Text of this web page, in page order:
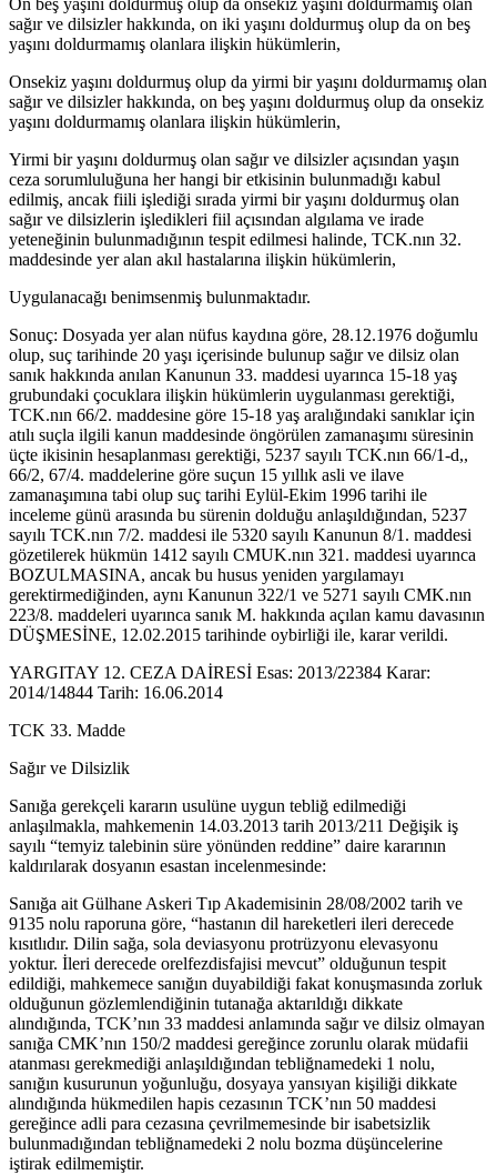
On beş yaşını doldurmuş olup da onsekiz yaşını doldurmamış olan
sağır ve dilsizler hakkında, on iki yaşını doldurmuş olup da on beş
yaşını doldurmamış olanlara ilişkin hükümlerin,
Onsekiz yaşını doldurmuş olup da yirmi bir yaşını doldurmamış olan
sağır ve dilsizler hakkında, on beş yaşını doldurmuş olup da onsekiz
yaşını doldurmamış olanlara ilişkin hükümlerin,
Yirmi bir yaşını doldurmuş olan sağır ve dilsizler açısından yaşın
ceza sorumluluğuna her hangi bir etkisinin bulunmadığı kabul
edilmiş, ancak fiili işlediği sırada yirmi bir yaşını doldurmuş olan
sağır ve dilsizlerin işledikleri fiil açısından algılama ve irade
yeteneğinin bulunmadığının tespit edilmesi halinde, TCK.nın 32.
maddesinde yer alan akıl hastalarına ilişkin hükümlerin,
Uygulanacağı benimsenmiş bulunmaktadır.
Sonuç: Dosyada yer alan nüfus kaydına göre, 28.12.1976 doğumlu
olup, suç tarihinde 20 yaşı içerisinde bulunup sağır ve dilsiz olan
sanık hakkında anılan Kanunun 33. maddesi uyarınca 15-18 yaş
grubundaki çocuklara ilişkin hükümlerin uygulanması gerektiği,
TCK.nın 66/2. maddesine göre 15-18 yaş aralığındaki sanıklar için
atılı suçla ilgili kanun maddesinde öngörülen zamanaşımı süresinin
üçte ikisinin hesaplanması gerektiği, 5237 sayılı TCK.nın 66/1-d,,
66/2, 67/4. maddelerine göre suçun 15 yıllık asli ve ilave
zamanaşımına tabi olup suç tarihi Eylül-Ekim 1996 tarihi ile
inceleme günü arasında bu sürenin dolduğu anlaşıldığından, 5237
sayılı TCK.nın 7/2. maddesi ile 5320 sayılı Kanunun 8/1. maddesi
gözetilerek hükmün 1412 sayılı CMUK.nın 321. maddesi uyarınca
BOZULMASINA, ancak bu husus yeniden yargılamayı
gerektirmediğinden, aynı Kanunun 322/1 ve 5271 sayılı CMK.nın
223/8. maddeleri uyarınca sanık M. hakkında açılan kamu davasının
DÜŞMESİNE, 12.02.2015 tarihinde oybirliği ile, karar verildi.
YARGITAY 12. CEZA DAİRESİ Esas: 2013/22384 Karar:
2014/14844 Tarih: 16.06.2014
TCK 33. Madde
Sağır ve Dilsizlik
Sanığa gerekçeli kararın usulüne uygun tebliğ edilmediği
anlaşılmakla, mahkemenin 14.03.2013 tarih 2013/211 Değişik iş
sayılı “temyiz talebinin süre yönünden reddine” daire kararının
kaldırılarak dosyanın esastan incelenmesinde:
Sanığa ait Gülhane Askeri Tıp Akademisinin 28/08/2002 tarih ve
9135 nolu raporuna göre, “hastanın dil hareketleri ileri derecede
kısıtlıdır. Dilin sağa, sola deviasyonu protrüzyonu elevasyonu
yoktur. İleri derecede orelfezdisfajisi mevcut” olduğunun tespit
edildiği, mahkemece sanığın duyabildiği fakat konuşmasında zorluk
olduğunun gözlemlendiğinin tutanağa aktarıldığı dikkate
alındığında, TCK’nın 33 maddesi anlamında sağır ve dilsiz olmayan
sanığa CMK’nın 150/2 maddesi gereğince zorunlu olarak müdafii
atanması gerekmediği anlaşıldığından tebliğnamedeki 1 nolu,
sanığın kusurunun yoğunluğu, dosyaya yansıyan kişiliği dikkate
alındığında hükmedilen hapis cezasının TCK’nın 50 maddesi
gereğince adli para cezasına çevrilmemesinde bir isabetsizlik
bulunmadığından tebliğnamedeki 2 nolu bozma düşüncelerine
iştirak edilmemiştir.